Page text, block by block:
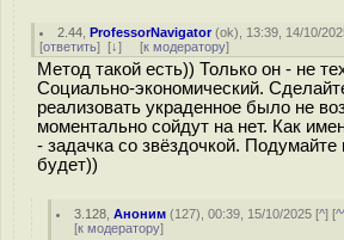
2.44 ,ProfessorNavigator(ok), 13:39, 14/10/
[ответить] [↓] [к модератору]
Метод такой есть)) Только он - не
Социально-экономический.
реализовать украденное было не
моментально сойдут на нет. Как
- задачка со звёздочкой. Подумайте
будет))
3.128 ,Аноним (127), 00:39, 15/10/2025 [^] [
[к модератору]